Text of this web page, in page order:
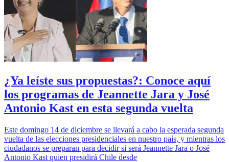
¿Ya leíste sus propuestas?: Conoce aquí
los programas de Jeannette Jara y José
Antonio Kast en esta segunda vuelta
Este domingo 14 de diciembre se llevará a cabo la esperada segunda
vuelta de las elecciones presidenciales en nuestro país, y mientras los
ciudadanos se preparan para decidir si será Jeannette Jara o José
Antonio Kast quien presidirá Chile desde